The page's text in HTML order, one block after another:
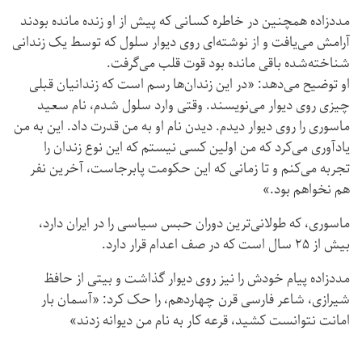
مددزاده همچنین در خاطره کسانی که پیش از او زنده مانده بودند
آرامش می‌یافت و از نوشته‌ای روی دیوار سلول که توسط یک زندانی
شناخته‌شده باقی مانده بود قوت قلب می‌گرفت.
او توضیح می‌دهد: «در این زندان‌ها رسم است که زندانیان قبلی
چیزی روی دیوار می‌نویسند. وقتی وارد سلول شدم، نام سعید
ماسوری را روی دیوار دیدم. دیدن نام او به من قدرت داد. این به من
یادآوری می‌کرد که من اولین کسی نیستم که این نوع زندان را
تجربه می‌کنم و تا زمانی که این حکومت پابرجاست، آخرین نفر
هم نخواهم بود.»
ماسوری، که طولانی‌ترین دوران حبس سیاسی را در ایران دارد،
بیش از ۲۵ سال است که در صف اعدام قرار دارد.
مددزاده پیام خودش را نیز روی دیوار گذاشت و بیتی از حافظ
شیرازی، شاعر فارسی قرن چهاردهم، را حک کرد: «آسمان بار
امانت نتوانست کشید، قرعه کار به نام من دیوانه زدند»